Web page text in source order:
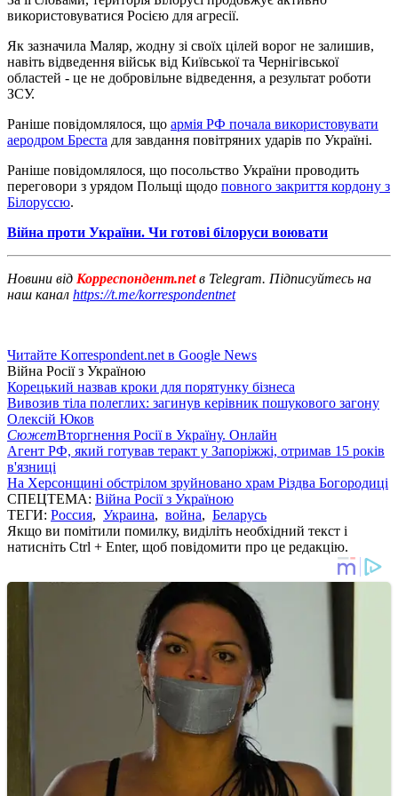
використовуватися Росією для агресії.
Як зазначила Маляр, жодну зі своїх цілей ворог не залишив,
навіть відведення військ від Київської та Чернігівської
областей - це не добровільне відведення, а результат роботи
ЗСУ.
Раніше повідомлялося, що армія РФ почала використовувати
аеродром Бреста для завдання повітряних ударів по Україні.
Раніше повідомлялося, що посольство України проводить
переговори з урядом Польщі щодо повного закриття кордону з
Білоруссю.
Війна проти України. Чи готові білоруси воювати
Новини від Корреспондент.netв Telegram. Підписуйтесь на
наш канал https://t.me/korrespondentnet
Читайте Korrespondent.net в Google News
Війна Росії з Україною
Корецький назвав кроки для порятунку бізнеса
Вивозив тіла полеглих: загинув керівник пошукового загону
Олексій Юков
СюжетВторгнення Росії в Україну. Онлайн
Агент РФ, який готував теракт у Запоріжжі, отримав 15 років
в'язниці
На Херсонщині обстрілом зруйновано храм Різдва Богородиці
СПЕЦТЕМА: Війна Росії з Україною
ТЕГИ: Россия, Украина, война, Беларусь
Якщо ви помітили помилку, виділіть необхідний текст і
натисніть Ctrl + Enter, щоб повідомити про це редакцію.